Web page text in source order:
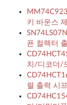
키 바운스
픈 컬렉터
치/디코더/
렬 출력 시